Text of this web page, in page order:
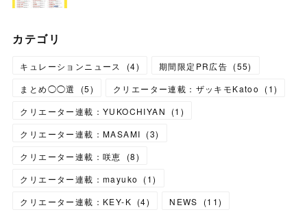
カテゴリ
キュレーションニュース (4) 期間限定PR広告 (55)
まとめ◯◯選
(5) クリエーター連載：ザッキモKatoo (1)
クリエーター連載：YUKOCHIYAN
(1 )
クリエーター連載：MASAMI (3)
クリエーター連載：咲恵
(8)
クリエーター連載：mayuko
(1)
クリエーター連載：KEY-K (4) NEWS (11)